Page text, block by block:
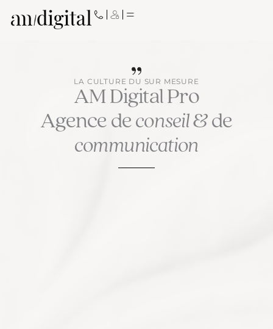
LA CULTURE DU SUR MESURE
AM Digital Pro
Agence deconseil& de
communication